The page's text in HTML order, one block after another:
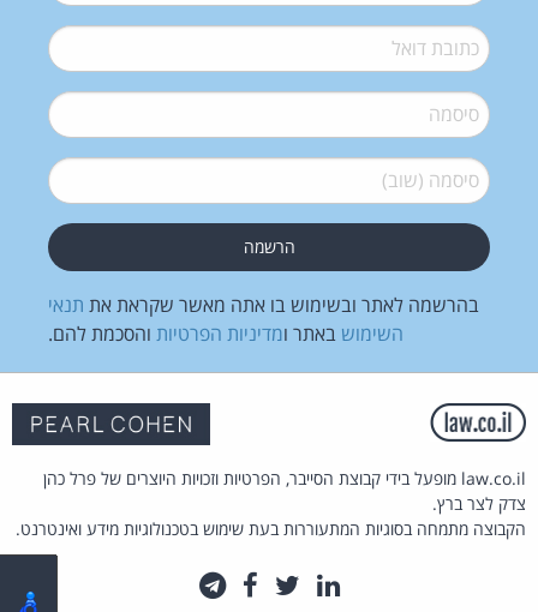
דואל*
סיסמה*
סיסמה (שוב)*
בהרשמה לאתר ובשימוש בו אתה מאשר שקראת את תנאי
השימוש באתר ומדיניות הפרטיות והסכמת להם.
law.co.il מופעל בידי קבוצת הסייבר, הפרטיות וזכויות היוצרים של פרל כהן
צדק לצר ברץ.
הקבוצה מתמחה בסוגיות המתעוררות בעת שימוש בטכנולוגיות מידע ואינטרנט.
לינקדאין
טוויטרפייסבוק